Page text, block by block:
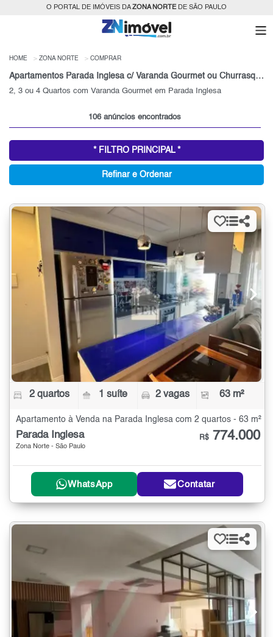
O PORTAL DE IMÓVEIS DAZONA NORTEDE SÃO PAULO
HOME ZONA NORTE COMPRAR
Apartamentos Parada Inglesa c/ Varanda Gourmet ou Churrasqueira para Venda
2, 3 ou 4 Quartos com Varanda Gourmet em Parada Inglesa
106 anúncios encontrados
* FILTRO PRINCIPAL *
Refinar e Ordenar
2 quartos 1 suíte 2 vagas 63 m²
Apartamento à Venda na Parada Inglesa com 2 quartos - 63 m²
Parada Inglesa
Zona Norte - São Paulo
R$ 774.000
WhatsApp Contatar